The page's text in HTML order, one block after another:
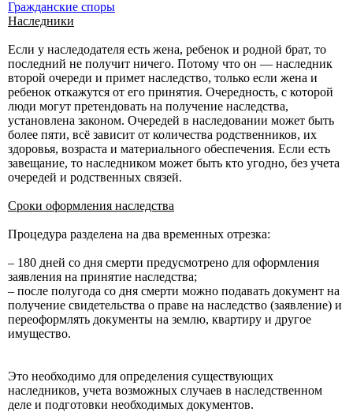
Гражданские споры
Наследники
Если у наследодателя есть жена, ребенок и родной брат, то
последний не получит ничего. Потому что он — наследник
второй очереди и примет наследство, только если жена и
ребенок откажутся от его принятия. Очередность, с которой
люди могут претендовать на получение наследства,
установлена законом. Очередей в наследовании может быть
более пяти, всё зависит от количества родственников, их
здоровья, возраста и материального обеспечения. Если есть
завещание, то наследником может быть кто угодно, без учета
очередей и родственных связей.
Сроки оформления наследства
Процедура разделена на два временных отрезка:
– 180 дней со дня смерти предусмотрено для оформления
заявления на принятие наследства;
– после полугода со дня смерти можно подавать документ на
получение свидетельства о праве на наследство (заявление) и
переоформлять документы на землю, квартиру и другое
имущество.
Это необходимо для определения существующих
наследников, учета возможных случаев в наследственном
деле и подготовки необходимых документов.